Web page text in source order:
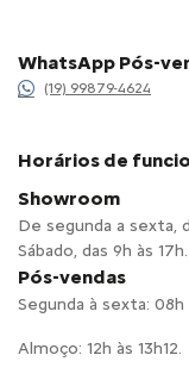
WhatsApp Pós-
(19) 99879-4624
Horários de
Showroom
De segunda a sexta,
Sábado, das 9h às 17h.
Pós-vendas
Segunda à sexta: 08h
Almoço: 12h às 13h12.